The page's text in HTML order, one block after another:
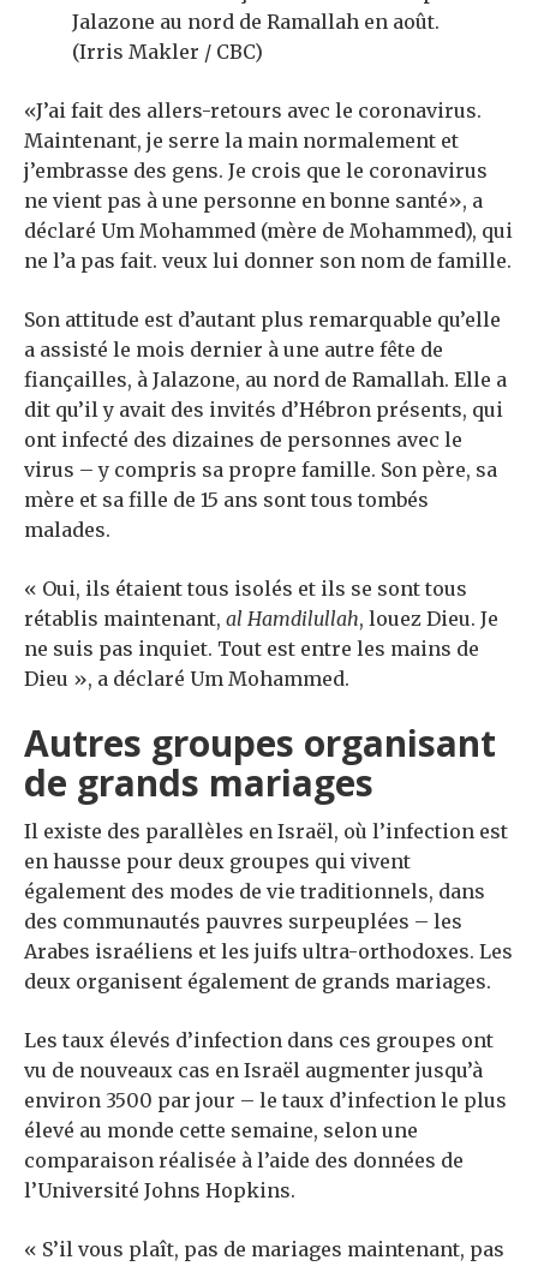
Jalazone au nord de Ramallah en août.
(Irris Makler / CBC)
«J’ai fait des allers-retours avec le coronavirus.
Maintenant, je serre la main normalement et
j’embrasse des gens. Je crois que le coronavirus
ne vient pas à une personne en bonne santé», a
déclaré Um Mohammed (mère de Mohammed), qui
ne l’a pas fait. veux lui donner son nom de famille.
Son attitude est d’autant plus remarquable qu’elle
a assisté le mois dernier à une autre fête de
fiançailles, à Jalazone, au nord de Ramallah. Elle a
dit qu’il y avait des invités d’Hébron présents, qui
ont infecté des dizaines de personnes avec le
virus – y compris sa propre famille. Son père, sa
mère et sa fille de 15 ans sont tous tombés
malades.
« Oui, ils étaient tous isolés et ils se sont tous
rétablis maintenant, al Hamdilullah, louez Dieu. Je
ne suis pas inquiet. Tout est entre les mains de
Dieu », a déclaré Um Mohammed.
Autres groupes organisant
de grands mariages
Il existe des parallèles en Israël, où l’infection est
en hausse pour deux groupes qui vivent
également des modes de vie traditionnels, dans
des communautés pauvres surpeuplées – les
Arabes israéliens et les juifs ultra-orthodoxes. Les
deux organisent également de grands mariages.
Les taux élevés d’infection dans ces groupes ont
vu de nouveaux cas en Israël augmenter jusqu’à
environ 3500 par jour – le taux d’infection le plus
élevé au monde cette semaine, selon une
comparaison réalisée à l’aide des données de
l’Université Johns Hopkins.
« S’il vous plaît, pas de mariages maintenant, pas